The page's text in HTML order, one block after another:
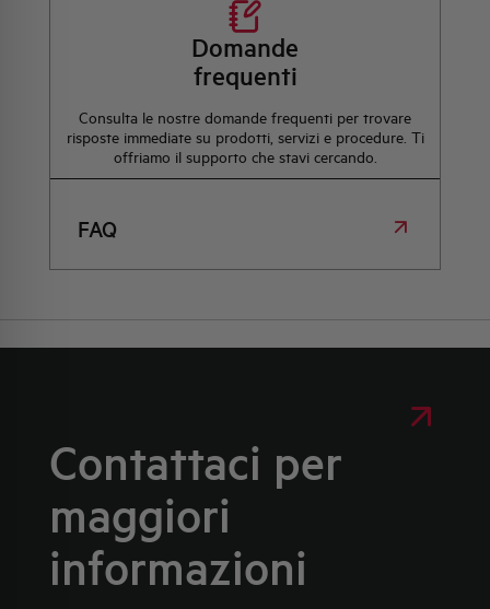
Domande
frequenti
Consulta le nostre domande frequenti per trovare
risposte immediate su prodotti, servizi e procedure. Ti
offriamo il supporto che stavi cercando.
FAQ
Contattaci per
maggiori
informazioni